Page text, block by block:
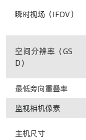
瞬时视场（IFOV）
空间分辨率（GS
D）
最低旁向重叠率
监视相机像素
主机尺寸